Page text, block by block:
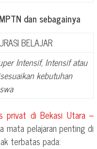
dan sebagainya
BELAJAR
Intensif, Intensif atau
kebutuhan
privat diBekasi Utara –
mata pelajaran penting di
terbatas pada: